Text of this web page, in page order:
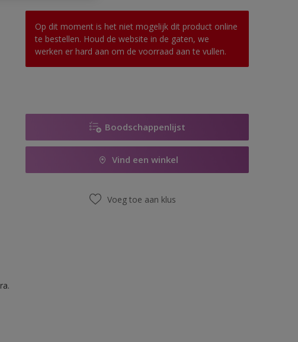
Op dit moment is het niet mogelijk dit product online
te bestellen. Houd de website in de gaten, we
werken er hard aan om de voorraad aan te vullen.
Boodschappenlijst
Vind een winkel
Voeg toe aan klus